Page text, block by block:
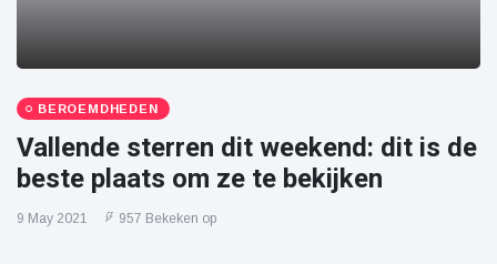
BEROEMDHEDEN
Vallende sterren dit weekend: dit is de
beste plaats om ze te bekijken
9 May 2021 957 Bekeken op